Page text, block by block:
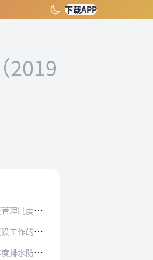
下载APP
（2019
《中央预…
〕23号…
原则、补…